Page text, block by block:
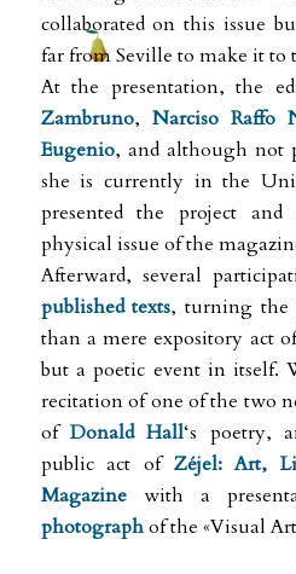
collaborated on this issue
far from Seville to make it to
At the presentation, the
Zambruno, Narciso Raffo
Eugenio, and although not
she is currently in the
presented the project
physical issue of the
Afterward, several
published texts, turning the
than a mere expository act
but a poetic event in itself.
recitation of one of the two
of Donald Hall‘s poetry,
public act of Zéjel: Art,
Magazine
with a
photographof the «Visual